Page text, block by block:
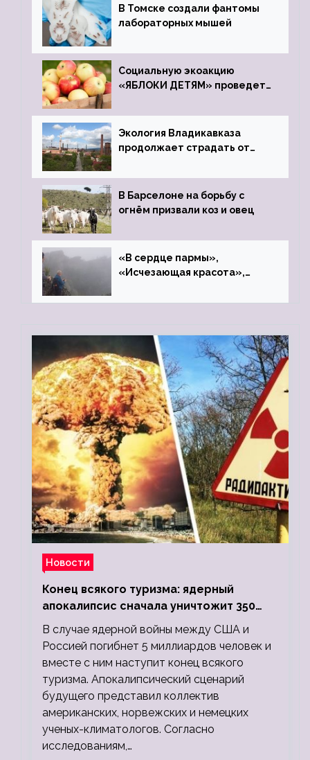
В Томске создали фантомы
лабораторных мышей
Социальную экоакцию
«ЯБЛОКИ ДЕТЯМ» проведет
Экология Владикавказа
продолжает страдать от
В Барселоне на борьбу с
огнём призвали коз и овец
«В сердце пармы»,
«Исчезающая красота»,
Новости
Конец всякого туризма: ядерный
апокалипсис сначала уничтожит 350
миллионов, а потом 5 миллиардов
людей
В случае ядерной войны между США и
Россией погибнет 5 миллиардов человек и
вместе с ним наступит конец всякого
туризма. Апокалипсический сценарий
будущего представил коллектив
американских, норвежских и немецких
ученых-климатологов. Согласно
исследованиям,…